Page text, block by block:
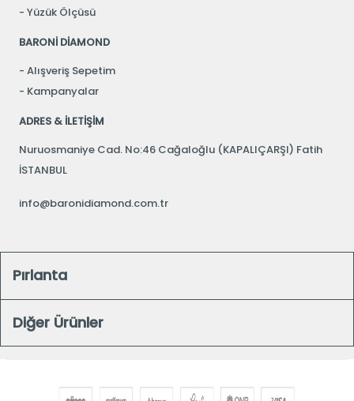
Yüzük Ölçüsü
BARONİ DİAMOND
Alışveriş Sepetim
Kampanyalar
ADRES & İLETİŞİM
Nuruosmaniye Cad. No:46 Cağaloğlu (KAPALIÇARŞI) Fatih
İSTANBUL
info@baronidiamond.com.tr
Pırlanta
Diğer Ürünler